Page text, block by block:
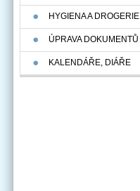
HYGIENA A DROGERIE
ÚPRAVA DOKUMENTŮ
KALENDÁŘE, DIÁŘE